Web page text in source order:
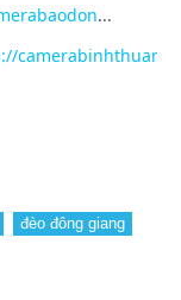
...
đèo đông giang